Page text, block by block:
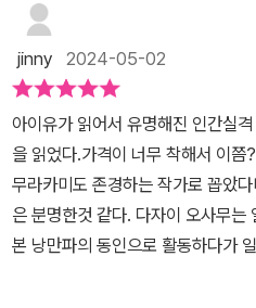
원하게 만드는 작가만의 힘이 느
어 사는 쓰레기 같은 존재라며 술,
못하고 있다. 하지만 글을 읽다 보면
어. 조금만 힘을 내보자.'라고 응원
많이 닮은 자전적 소설이라 더 그럴
으로 요조를 응원하며 글을 읽는데
한 이야기가 직접적으로 나온다. 친
서 죄의 반대말은 무얼까? 이런저런
달았습니다. '만약 그 도스토 씨가
없는 사람이라고생각하고 사람들
취한 방식은 '광대 짓'이었습니다.자
인식하고 있는 것과동시에 인간 사
사무를 자화상과 일치하고다자이
가 불륜을 저질렀고그 일로 인해 다
더라고요주인공 요조는 세상과 소
짓을 하지만 사회로부터 소외되어
인과 소통할 수 없는 절망에 빠져
하고 정신병원 입원을 계기로 자신
오사무 작가 본인이주인공화시키
jinny 2024-05-02
아이유가 읽어서 유명해진 인간실
을 읽었다.가격이 너무 착해서 이쯤
무라카미도 존경하는 작가로 꼽았
은 분명한것 같다. 다자이 오사무는
본 낭만파의 동인으로 활동하다가